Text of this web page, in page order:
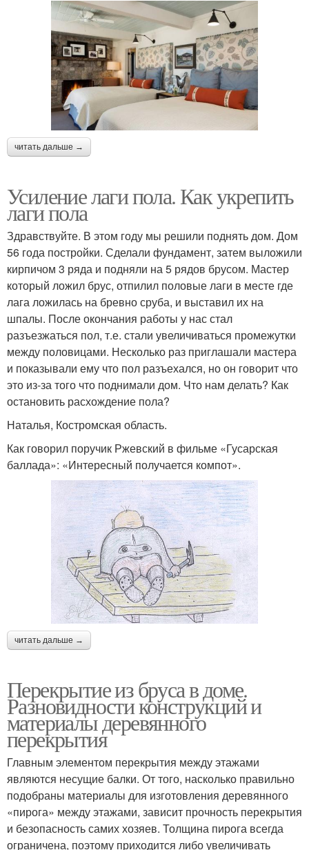
читать дальше →
Усиление лаги пола. Как укрепить
лаги пола
Здравствуйте. В этом году мы решили поднять дом. Дом
56 года постройки. Сделали фундамент, затем выложили
кирпичом 3 ряда и подняли на 5 рядов брусом. Мастер
который ложил брус, отпилил половые лаги в месте где
лага ложилась на бревно сруба, и выставил их на
шпалы. После окончания работы у нас стал
разъезжаться пол, т.е. стали увеличиваться промежутки
между половицами. Несколько раз приглашали мастера
и показывали ему что пол разъехался, но он говорит что
это из-за того что поднимали дом. Что нам делать? Как
остановить расхождение пола?
Наталья, Костромская область.
Как говорил поручик Ржевский в фильме «Гусарская
баллада»: «Интересный получается компот».
читать дальше →
Перекрытие из бруса в доме.
Разновидности конструкций и
материалы деревянного
перекрытия
Главным элементом перекрытия между этажами
являются несущие балки. От того, насколько правильно
подобраны материалы для изготовления деревянного
«пирога» между этажами, зависит прочность перекрытия
и безопасность самих хозяев. Толщина пирога всегда
ограничена, поэтому приходится либо увеличивать